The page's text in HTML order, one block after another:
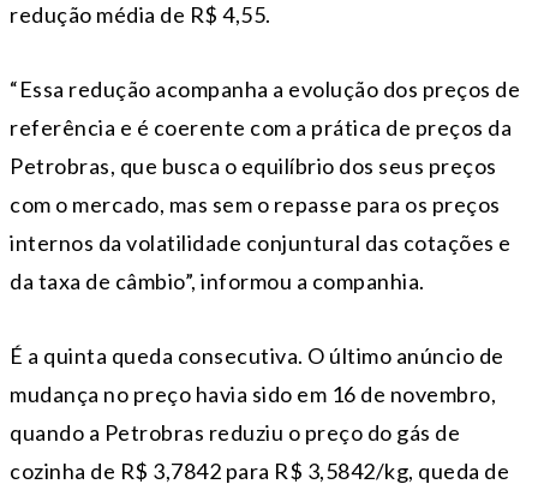
redução média de R$ 4,55.
“Essa redução acompanha a evolução dos preços de
referência e é coerente com a prática de preços da
Petrobras, que busca o equilíbrio dos seus preços
com o mercado, mas sem o repasse para os preços
internos da volatilidade conjuntural das cotações e
da taxa de câmbio”, informou a companhia.
É a quinta queda consecutiva. O último anúncio de
mudança no preço havia sido em 16 de novembro,
quando a Petrobras reduziu o preço do gás de
cozinha de R$ 3,7842 para R$ 3,5842/kg, queda de